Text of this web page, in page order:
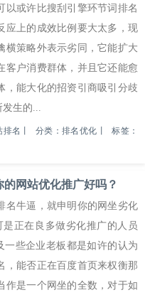
以或许比搜刮引擎环节词排名
应上的成效比例要大太多，现
横策略外表示劣同，它能扩大
客户消费群体，并且它还能愈
，能大化的招资引商吸引分歧
发生的...
排名 分类：排名优化
标签：
网站优化推广好吗？
牛逼，就申明你的网坐劣化
正在良多做劣化推广的人员
些企业老板都是如许的认为
能否正在百度首页来权衡那
作是一个网坐的全数，对于如